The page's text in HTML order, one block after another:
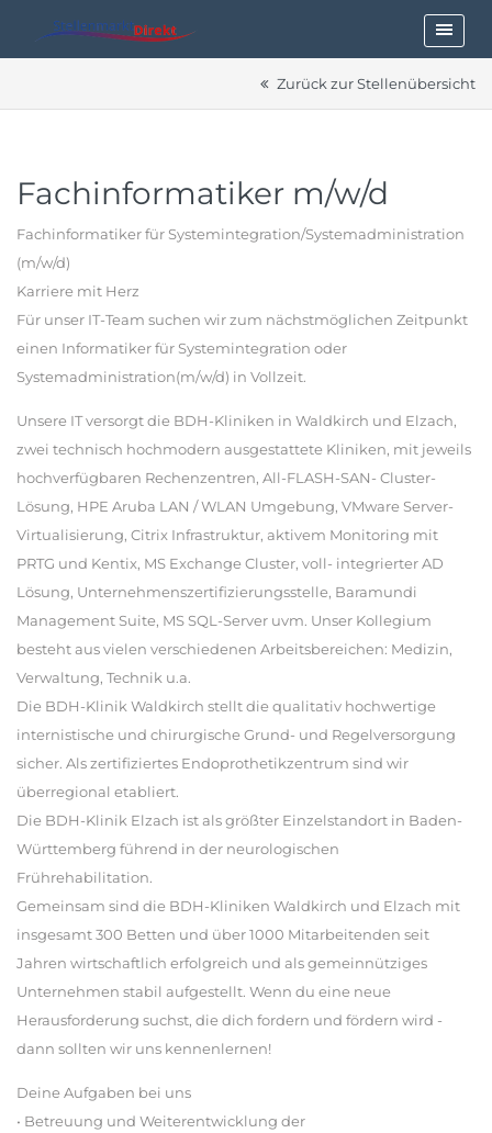
Zurück zur Stellenübersicht
Fachinformatiker m/w/d
Fachinformatiker für Systemintegration/Systemadministration
(m/w/d)
Karriere mit Herz
Für unser IT-Team suchen wir zum nächstmöglichen Zeitpunkt
einen Informatiker für Systemintegration oder
Systemadministration(m/w/d) in Vollzeit.
Unsere IT versorgt die BDH-Kliniken in Waldkirch und Elzach,
zwei technisch hochmodern ausgestattete Kliniken, mit jeweils
hochverfügbaren Rechenzentren, All-FLASH-SAN- Cluster-
Lösung, HPE Aruba LAN / WLAN Umgebung, VMware Server-
Virtualisierung, Citrix Infrastruktur, aktivem Monitoring mit
PRTG und Kentix, MS Exchange Cluster, voll- integrierter AD
Lösung, Unternehmenszertifizierungsstelle, Baramundi
Management Suite, MS SQL-Server uvm. Unser Kollegium
besteht aus vielen verschiedenen Arbeitsbereichen: Medizin,
Verwaltung, Technik u.a.
Die BDH-Klinik Waldkirch stellt die qualitativ hochwertige
internistische und chirurgische Grund- und Regelversorgung
sicher. Als zertifiziertes Endoprothetikzentrum sind wir
überregional etabliert.
Die BDH-Klinik Elzach ist als größter Einzelstandort in Baden-
Württemberg führend in der neurologischen
Frührehabilitation.
Gemeinsam sind die BDH-Kliniken Waldkirch und Elzach mit
insgesamt 300 Betten und über 1000 Mitarbeitenden seit
Jahren wirtschaftlich erfolgreich und als gemeinnütziges
Unternehmen stabil aufgestellt. Wenn du eine neue
Herausforderung suchst, die dich fordern und fördern wird -
dann sollten wir uns kennenlernen!
Deine Aufgaben bei uns
• Betreuung und Weiterentwicklung der